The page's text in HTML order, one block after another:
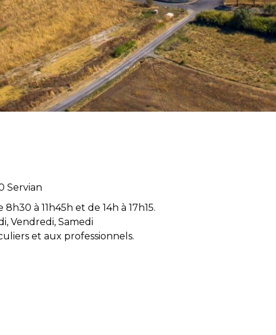
Servian
à 11h45h et de 14h à 17h15.
Vendredi, Samedi
et aux professionnels.